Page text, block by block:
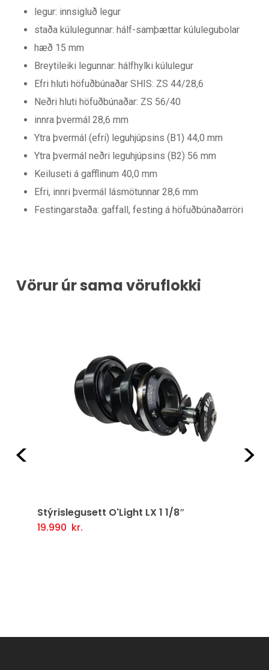
legur: innsigluð legur
staða kúlulegunnar: hálf-samþættar kúlulegubolar
hæð 15 mm
Breytileiki legunnar: hálfhylki kúlulegur
Efri hluti höfuðbúnaðar SHIS: ZS 44/28,6
Neðri hluti höfuðbúnaðar: ZS 56/40
innra þvermál 28,6 mm
Ytra þvermál (efri) leguhjúpsins (B1) 44,0 mm
Ytra þvermál neðri leguhjúpsins (B2) 56 mm
Keiluseti á gafflinum 40,0 mm
Efri, innri þvermál lásmötunnar 28,6 mm
Festingarstaða: gaffall, festing á höfuðbúnaðarröri
Vörur úr sama vöruflokki
Stýrislegusett O'Light LX 1 1/8″
19.990kr.
Setja Í Körfu